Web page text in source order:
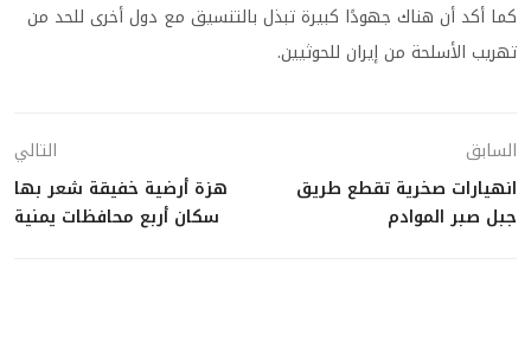
كما أكد أن هناك جهودًا كبيرة تبذل بالتنسيق مع دول أخرى للحد من
تهريب الأسلحة من إيران للحوثيين.
السابق
انهيارات صخرية تقطع طريق
جبل صبر الموادم
التالي
هزة أرضية خفيقة شعر بها
سكان أربع محافظات يمنية